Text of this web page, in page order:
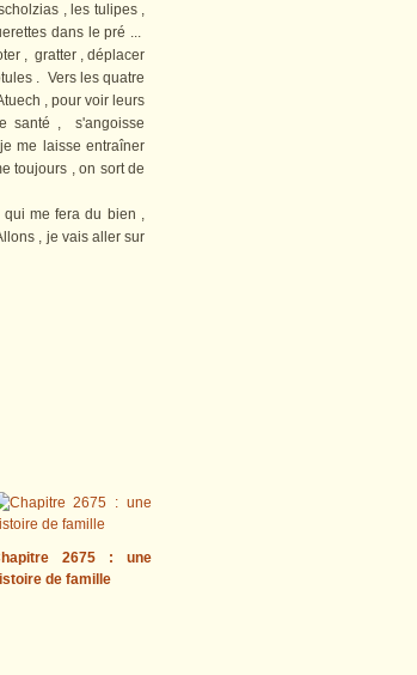
, les tulipes ,
dans le pré ...
, gratter , déplacer
. Vers les quatre
, pour voir leurs
santé , s'angoisse
me laisse entraîner
toujours , on sort de
me fera du bien ,
, je vais aller sur
2675 : une
de famille